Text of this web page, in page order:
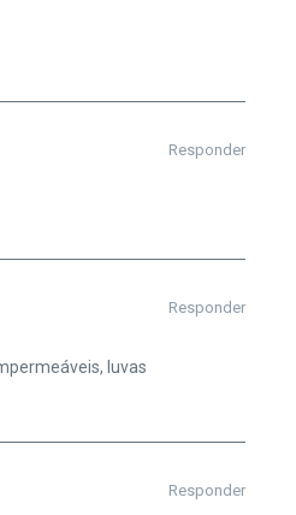
Responder
Responder
luvas
Responder